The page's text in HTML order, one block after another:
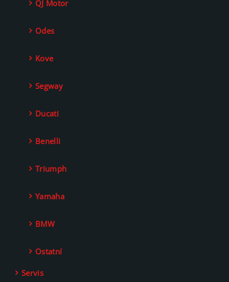
QJ Motor
Odes
Kove
Segway
Ducati
Benelli
Triumph
Yamaha
BMW
Ostatní
Servis